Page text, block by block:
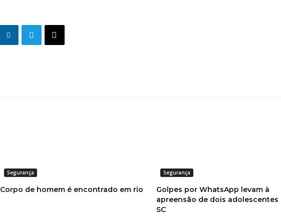
Segurança
Corpo de homem é encontrado em rio
Segurança
Golpes por WhatsApp levam à
apreensão de dois adolescentes
SC